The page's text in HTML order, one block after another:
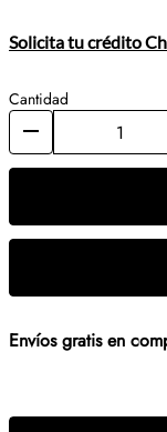
Solicita tu crédito
Cantidad
Envíos gratis en